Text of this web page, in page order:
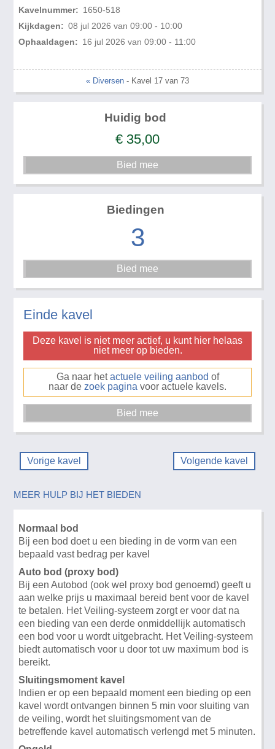
Kavelnummer: 1650-518
Kijkdagen: 08 jul 2026 van 09:00 - 10:00
Ophaaldagen: 16 jul 2026 van 09:00 - 11:00
« Diversen - Kavel 17 van 73
Huidig bod
€ 35,00
Biedingen
3
Einde kavel
Deze kavel is niet meer actief, u kunt hier helaas
niet meer op bieden.
Ga naar hetactuele veiling aanbod of
naar de zoek pagina voor actuele kavels.
Vorige kavel Volgende kavel
MEER HULP BIJ HET BIEDEN
Normaal bod
Bij een bod doet u een bieding in de vorm van een
bepaald vast bedrag per kavel
Auto bod (proxy bod)
Bij een Autobod (ook wel proxy bod genoemd) geeft u
aan welke prijs u maximaal bereid bent voor de kavel
te betalen. Het Veiling-systeem zorgt er voor dat na
een bieding van een derde onmiddellijk automatisch
een bod voor u wordt uitgebracht. Het Veiling-systeem
biedt automatisch voor u door tot uw maximum bod is
bereikt.
Sluitingsmoment kavel
Indien er op een bepaald moment een bieding op een
kavel wordt ontvangen binnen 5 min voor sluiting van
de veiling, wordt het sluitingsmoment van de
betreffende kavel automatisch verlengd met 5 minuten.